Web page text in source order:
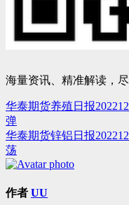
海量资讯、精准解读，
文
章
导
华泰期货养殖日报
弹
华泰期货锌铝日报
荡
作者 UU